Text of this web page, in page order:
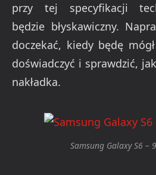
przy tej specyfikacji
będzie błyskawiczny.
doczekać, kiedy będę
doświadczyć i sprawdzić,
nakładka.
Samsung Galaxy S6 –